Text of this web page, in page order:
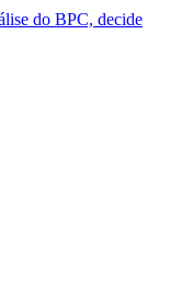
do BPC, decide